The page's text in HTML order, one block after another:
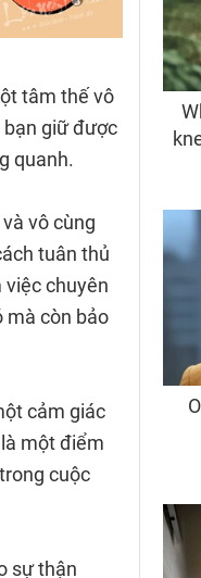
tâm thế vô
bạn giữ được
quanh.
vô cùng
tuân thủ
việc chuyên
mà còn bảo
cảm giác
một điểm
cuộc
sự thận